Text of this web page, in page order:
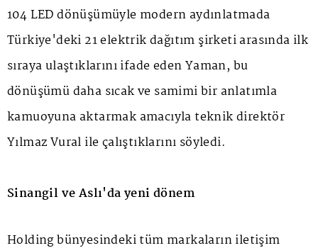
104 LED dönüşümüyle modern aydınlatmada
Türkiye'deki 21 elektrik dağıtım şirketi arasında ilk
sıraya ulaştıklarını ifade eden Yaman, bu
dönüşümü daha sıcak ve samimi bir anlatımla
kamuoyuna aktarmak amacıyla teknik direktör
Yılmaz Vural ile çalıştıklarını söyledi.
Sinangil ve Aslı'da yeni dönem
Holding bünyesindeki tüm markaların iletişim